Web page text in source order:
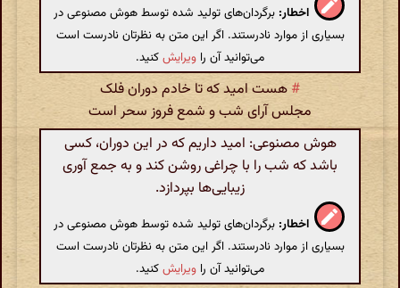
اخطار: برگردان‌های تولید شده توسط هوش مصنوعی در
بسیاری از موارد نادرستند. اگر این متن به نظرتان نادرست است
می‌توانید آن را ویرایشکنید.
# هست امید که تا خادم دوران فلک
مجلس آرای شب و شمع فروز سحر است
هوش مصنوعی: امید داریم که در این دوران، کسی
باشد که شب را با چراغی روشن کند و به جمع‌ آوری
زیبایی‌ها بپردازد.
اخطار: برگردان‌های تولید شده توسط هوش مصنوعی در
بسیاری از موارد نادرستند. اگر این متن به نظرتان نادرست است
می‌توانید آن را ویرایشکنید.